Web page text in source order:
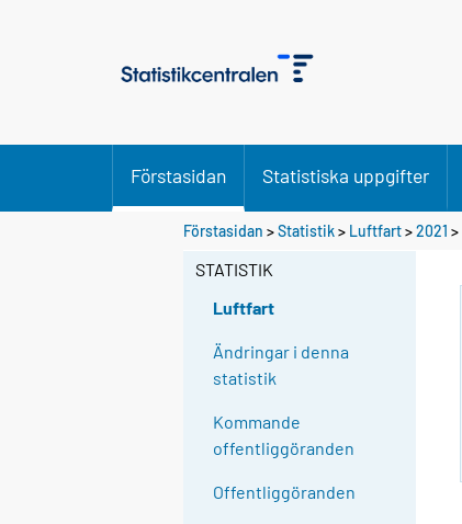
Förstasidan Statistiska uppgifter
Förstasidan >Statistik> Luftfart>2021 >
STATISTIK
Luftfart
Ändringar i denna
statistik
Kommande
offentliggöranden
Offentliggöranden